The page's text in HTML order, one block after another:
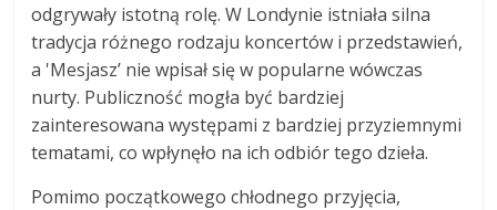
odgrywały istotną rolę. W Londynie istniała silna
tradycja różnego rodzaju koncertów i przedstawień,
a 'Mesjasz’ nie wpisał się w popularne wówczas
nurty. Publiczność mogła być bardziej
zainteresowana występami z bardziej przyziemnymi
tematami, co wpłynęło na ich odbiór tego dzieła.
Pomimo początkowego chłodnego przyjęcia,